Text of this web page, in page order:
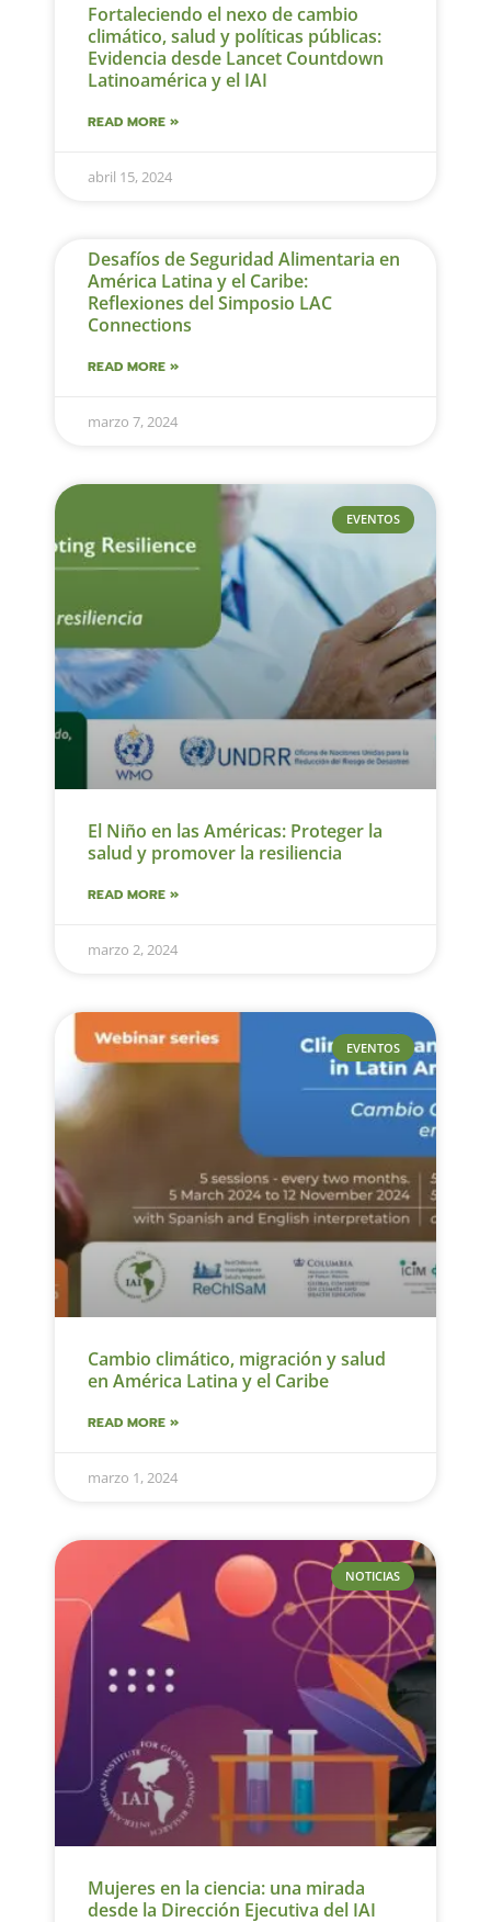
Fortaleciendo el nexo de cambio
climático, salud y políticas públicas:
Evidencia desde Lancet Countdown
Latinoamérica y el IAI
READ MORE »
abril 15, 2024
Desafíos de Seguridad Alimentaria en
América Latina y el Caribe:
Reflexiones del Simposio LAC
Connections
READ MORE »
marzo 7, 2024
EVENTOS
El Niño en las Américas: Proteger la
salud y promover la resiliencia
READ MORE »
marzo 2, 2024
EVENTOS
Cambio climático, migración y salud
en América Latina y el Caribe
READ MORE »
marzo 1, 2024
NOTICIAS
Mujeres en la ciencia: una mirada
desde la Dirección Ejecutiva del IAI